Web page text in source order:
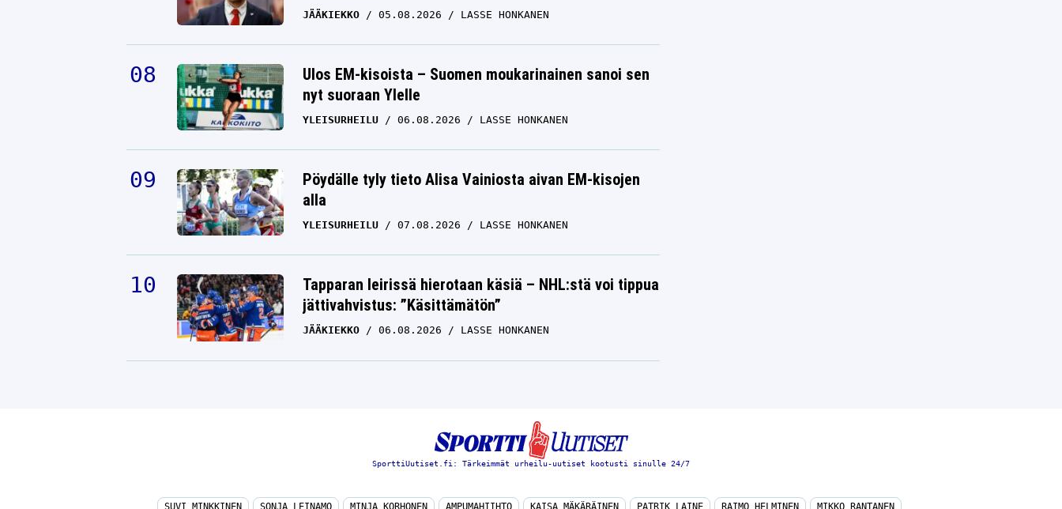
JÄÄKIEKKO 05.08.2026 LASSE HONKANEN
Ulos EM-kisoista – Suomen moukarinainen sanoi sen
nyt suoraan Ylelle
YLEISURHEILU 06.08.2026 LASSE HONKANEN
Pöydälle tyly tieto Alisa Vainiosta aivan EM-kisojen
alla
YLEISURHEILU 07.08.2026 LASSE HONKANEN
Tapparan leirissä hierotaan käsiä – NHL:stä voi tippua
jättivahvistus: ”Käsittämätön”
JÄÄKIEKKO 06.08.2026 LASSE HONKANEN
SporttiUutiset.fi: Tärkeimmät urheilu-uutiset kootusti sinulle 24/7
SUVI MINKKINEN SONJA LEINAMO MINJA KORHONEN AMPUMAHIIHTO KAISA MÄKÄRÄINEN PATRIK LAINE RAIMO HELMINEN MIKKO RANTANEN